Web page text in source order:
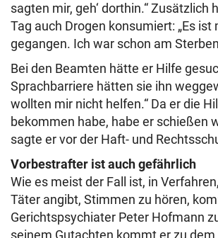
sagten mir, geh‘ dorthin.“ Zusätzlich
Tag auch Drogen konsumiert: „Es ist
gegangen. Ich war schon am
Bei den Beamten hätte er Hilfe
Sprachbarriere hätten sie ihn
wollten mir nicht helfen.“ Da er die
bekommen habe, habe er schießen
sagte er vor der Haft- und
Vorbestrafter ist auch gefährlich
Wie es meist der Fall ist, in
Täter angibt, Stimmen zu hören,
Gerichtspsychiater Peter Hofmann
seinem Gutachten kommt er zu dem